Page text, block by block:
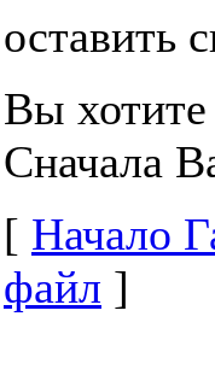
оставить
Вы хотите
Сначала
[ Начало
файл ]